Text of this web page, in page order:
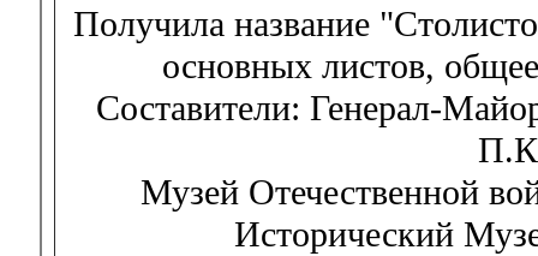
Получила название
основных листов,
Составители: Генерал-
Музей Отечественной
Исторический